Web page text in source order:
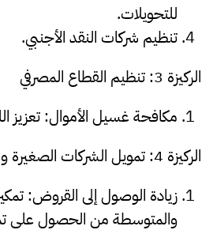
للتحويلات.
تنظيم شركات النقد الأجنبي.
الركيزة 3: تنظيم القطاع المصرفي
مكافحة غسيل الأموال: تعزيز
الركيزة 4: تمويل الشركات الصغيرة والمتوسطة
زيادة الوصول إلى القروض:
والمتوسطة من الحصول على